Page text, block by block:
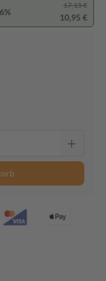
17,15 €
10,95 €